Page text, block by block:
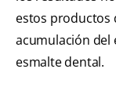
estos productos
acumulación del
esmalte dental.